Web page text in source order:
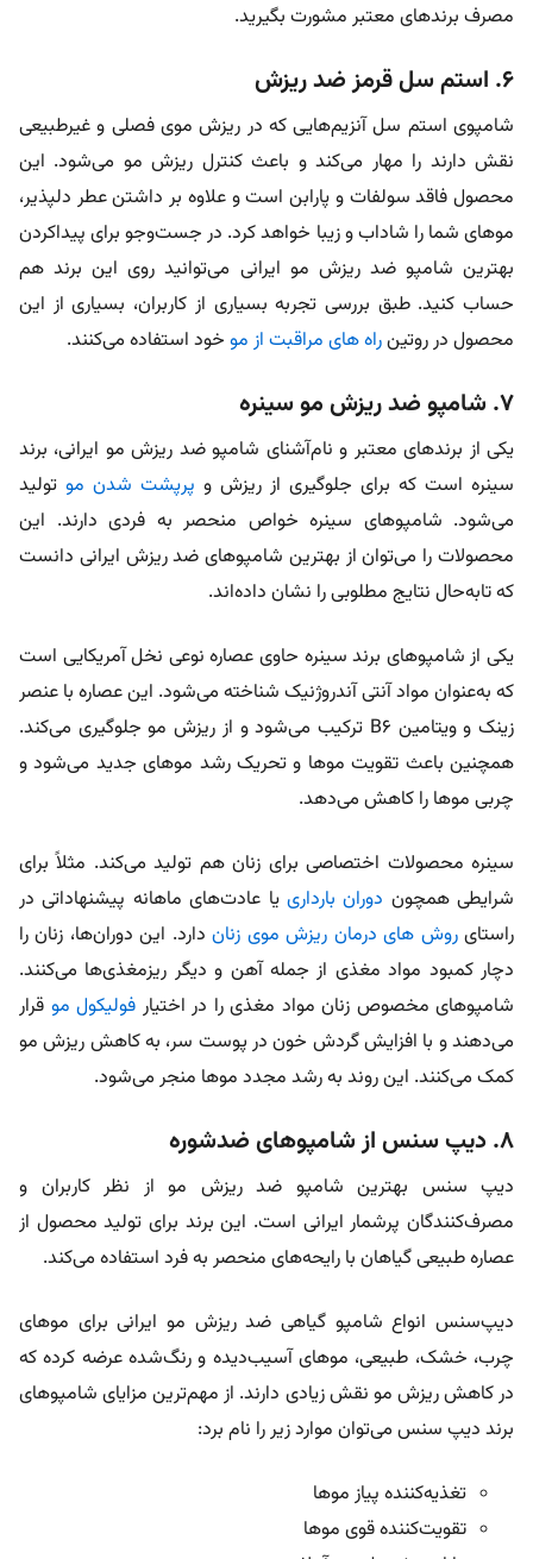
مصرف برندهای معتبر مشورت بگیرید.
۶. استم سل قرمز ضد ریزش
شامپوی استم سل آنزیم‌هایی که در ریزش موی فصلی و غیرطبیعی
نقش دارند را مهار می‌کند و باعث کنترل ریزش مو می‌شود. این
محصول فاقد سولفات و پارابن است و علاوه بر داشتن عطر دلپذیر،
مو‌های شما را شاداب و زیبا خواهد کرد. در جست‌وجو برای پیداکردن
بهترین شامپو ضد ریزش مو ایرانی می‌توانید روی این برند هم
حساب کنید. طبق بررسی تجربه بسیاری از کاربران، بسیاری از این
محصول در روتینراه های مراقبت از مو خود استفاده می‌کنند.
۷. شامپو ضد ریزش مو سینره
یکی از برند‌های معتبر و نام‌آشنای شامپو ضد ریزش مو ایرانی، برند
سینره است که برای جلوگیری از ریزش و پرپشت شدن مو تولید
می‌شود. شامپوهای سینره خواص منحصر به فردی دارند. این
محصولات را می‌توان از بهترین شامپو‌های ضد ریزش ایرانی دانست
که تابه‌حال نتایج مطلوبی را نشان داده‌اند.
یکی از شامپو‌های برند سینره حاوی عصاره نوعی نخل آمریکایی است
که به‌عنوان مواد آنتی آندروژنیک شناخته می‌شود. این عصاره با عنصر
زینک و ویتامین B۶ ترکیب می‌شود و از ریزش مو جلوگیری می‌کند.
همچنین باعث تقویت مو‌ها و تحریک رشد مو‌های جدید می‌شود و
چربی مو‌ها را کاهش می‌دهد.
سینره محصولات اختصاصی برای زنان هم تولید می‌کند. مثلاً برای
شرایطی همچون دوران بارداری یا عادت‌های ماهانه پیشنهاداتی در
راستایروش های درمان ریزش موی زناندارد. این دوران‌ها، زنان را
دچار کمبود مواد مغذی از جمله آهن و دیگر ریزمغذی‌ها می‌کنند.
شامپوهای مخصوص زنان مواد مغذی را در اختیار فولیکول مو قرار
می‌دهند و با افزایش گردش خون در پوست سر، به کاهش ریزش مو
کمک می‌کنند. این روند به رشد مجدد موها منجر می‌شود.
۸. دیپ سنس از شامپوهای ضدشوره
دیپ سنس بهترین شامپو ضد ریزش مو از نظر کاربران و
مصرف‌کنندگان پرشمار ایرانی است. این برند برای تولید محصول از
عصاره طبیعی گیاهان با رایحه‌های منحصر به فرد استفاده می‌کند.
دیپ‌سنس انواع شامپو گیاهی ضد ریزش مو ایرانی برای مو‌های
چرب، خشک، طبیعی، مو‌های آسیب‌دیده و رنگ‌شده عرضه کرده که
در کاهش ریزش مو نقش زیادی دارند. از مهم‌ترین مزایای شامپو‌های
برند دیپ سنس می‌توان موارد زیر را نام برد:
تغذیه‌کننده پیاز مو‌ها
تقویت‌کننده قوی مو‌ها